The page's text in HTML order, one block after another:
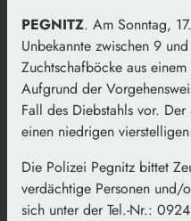
PEGNITZ. Am Sonntag,
Unbekannte zwischen 9
Zuchtschafböcke aus
Aufgrund der
Fall des Diebstahls vor.
einen niedrigen
Die Polizei Pegnitz bittet
verdächtige Personen und/
sich unter der Tel.-Nr.: